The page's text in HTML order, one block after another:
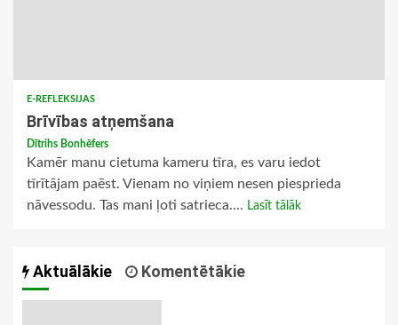
E-REFLEKSIJAS
Brīvības atņemšana
Dītrihs Bonhēfers
Kamēr manu cietuma kameru tīra, es varu iedot
tīrītājam paēst. Vienam no viņiem nesen piesprieda
nāvessodu. Tas mani ļoti satrieca.... Lasīt tālāk
Aktuālākie Komentētākie